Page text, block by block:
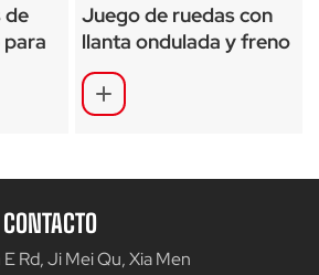
de
Juego de ruedas con
llanta ondulada y freno
de disco de fibra de
carbono RD02
Rd, Ji Mei Qu, Xia Men